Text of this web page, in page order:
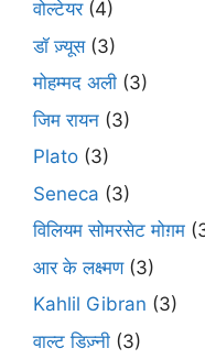
वोल्टेयर(4)
डॉ ज़्यूस(3)
मोहम्मद अली (3)
जिम रायन (3)
Plato (3)
Seneca (3)
विलियम सोमरसेट मोग़म
आर के लक्ष्मण(3)
Kahlil Gibran (3)
वाल्ट डिज़्नी (3)